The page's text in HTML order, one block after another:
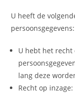
U heeft de
persoonsgegevens:
U hebt het
lang deze
Recht op